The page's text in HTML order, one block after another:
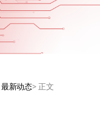
最新动态> 正文